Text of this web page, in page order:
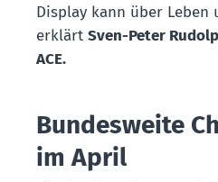
Display kann über Leben
erklärt Sven-Peter
ACE.
Bundesweite
im April